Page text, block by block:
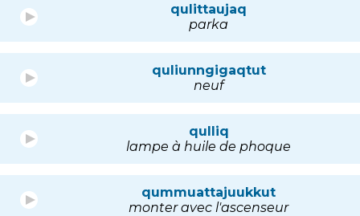
qulittaujaq
parka
quliunngigaqtut
neuf
qulliq
lampe à huile de phoque
qummuattajuukkut
monter avec l'ascenseur